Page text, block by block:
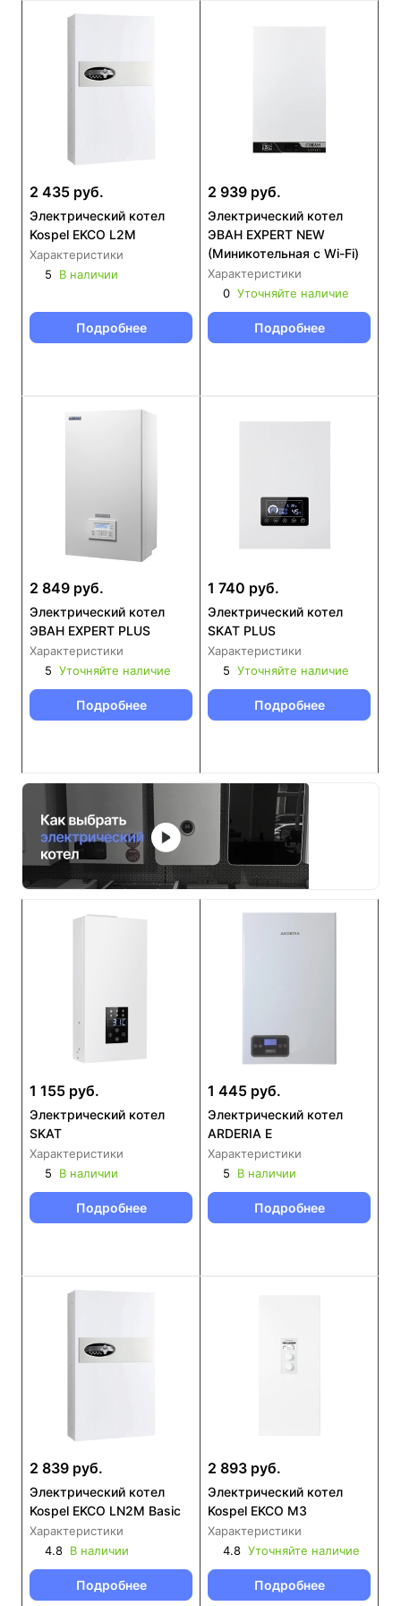
2 435 руб.
Электрический котел
Kospel EKCO L2M
Характеристики
5
В наличии
Подробнее
2 939 руб.
Электрический котел
ЭВАН EXPERT NEW
(Миникотельная с Wi-Fi)
Характеристики
0 Уточняйте наличие
Подробнее
2 849 руб.
Электрический котел
ЭВАН EXPERT PLUS
Характеристики
5 Уточняйте наличие
Подробнее
1 740 руб.
Электрический котел
SKAT PLUS
Характеристики
5 Уточняйте наличие
Подробнее
1 155 руб.
Электрический котел
SKAT
Характеристики
5
В наличии
Подробнее
1 445 руб.
Электрический котел
ARDERIA E
Характеристики
5
В наличии
Подробнее
2 839 руб.
Электрический котел
Kospel EKCO LN2M Basic
Характеристики
4.8 В наличии
Подробнее
2 893 руб.
Электрический котел
Kospel EKCO M3
Характеристики
4.8 Уточняйте наличие
Подробнее